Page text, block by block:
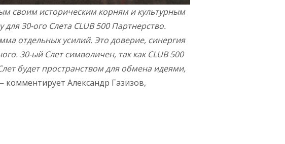
своим историческим корням и культурным
30-ого Слета CLUB 500 Партнерство.
отдельных усилий. Это доверие, синергия
30-ый Слет символичен, так как CLUB 500
будет пространством для обмена идеями,
комментирует Александр Газизов,